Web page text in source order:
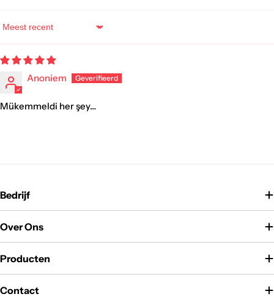
Sort by
Anoniem
Mükemmeldi her şey…
Bedrijf
Over Ons
Producten
Contact